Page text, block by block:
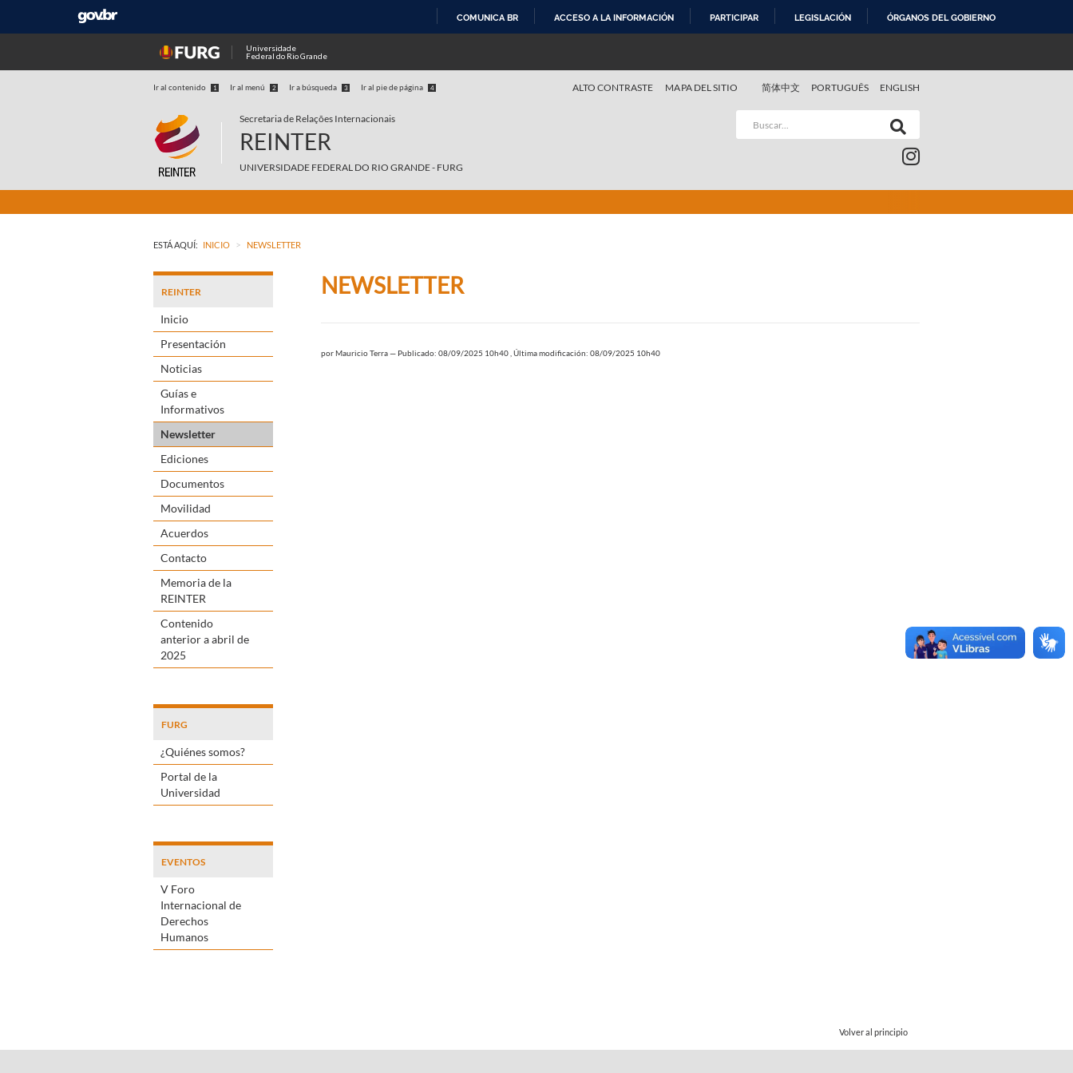
COMUNICA BR ACCESO A LA INFORMACIÓN PARTICIPAR LEGISLACIÓN ÓRGANOS DEL GOBIERNO
Universidade
Federal do Rio Grande
Ir al contenido 1 Ir al menú 2 Ir a búsqueda 3 Ir al pie de página 4 简体中文 PORTUGUÊS ENGLISH
ALTO CONTRASTE MAPA DEL SITIO
Secretaria de Relações Internacionais
REINTER
UNIVERSIDADE FEDERAL DO RIO GRANDE - FURG
ESTÁ AQUÍ: INICIO > NEWSLETTER
REINTER
Inicio
Presentación
Noticias
Guías e
Informativos
Newsletter
Ediciones
Documentos
Movilidad
Acuerdos
Contacto
Memoria de la
REINTER
Contenido
anterior a abril de
2025
FURG
¿Quiénes somos?
Portal de la
Universidad
EVENTOS
V Foro
Internacional de
Derechos
Humanos
NEWSLETTER
porMauricio Terra— Publicado: 08/09/2025 10h40 Última modificación: 08/09/2025 10h40
Volver al principio